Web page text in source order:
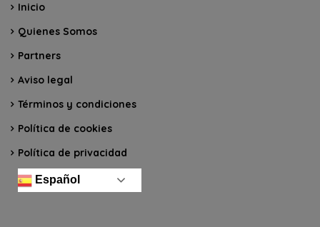
Inicio
Quienes Somos
Partners
Aviso legal
Términos y condiciones
Política de cookies
Política de privacidad
Español